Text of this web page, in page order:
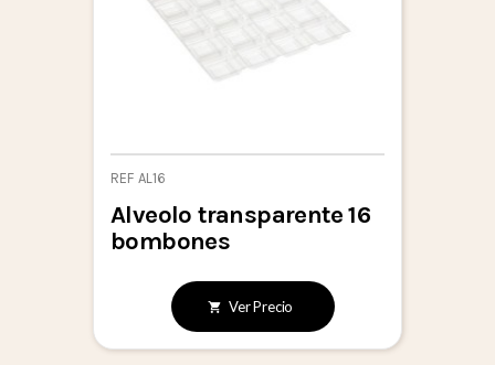
REF AL16
Alveolo transparente 16
bombones
Ver Precio